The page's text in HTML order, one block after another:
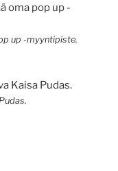
up -myyntipiste.